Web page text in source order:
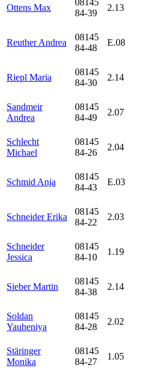
Ottens Max
08145
84-39
2.13
Reuther Andrea
08145
84-48
E.08
Riepl Maria
08145
84-30
2.14
Sandmeir
Andrea
08145
84-49
2.07
Schlecht
Michael
08145
84-26
2.04
Schmid Anja
08145
84-43
E.03
Schneider Erika
08145
84-22
2.03
Schneider
Jessica
08145
84-10
1.19
Sieber Martin
08145
84-38
2.14
Soldan
Yauheniya
08145
84-28
2.02
Stäringer
Monika
08145
84-27
1.05